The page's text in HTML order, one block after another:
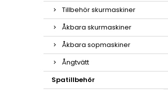
Tillbehör skurmaskiner
Åkbara skurmaskiner
Åkbara sopmaskiner
Ångtvätt
Spatillbehör